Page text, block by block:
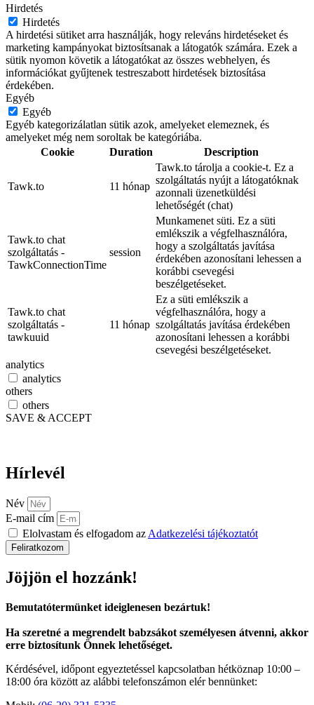
Hirdetés
Hirdetés
A hirdetési sütiket arra használják, hogy releváns hirdetéseket és
marketing kampányokat biztosítsanak a látogatók számára. Ezek a
sütik nyomon követik a látogatókat az összes webhelyen, és
információkat gyűjtenek testreszabott hirdetések biztosítása
érdekében.
Egyéb
Egyéb
Egyéb kategorizálatlan sütik azok, amelyeket elemeznek, és
amelyeket még nem soroltak be kategóriába.
Cookie
Duration Description
Tawk.to 11 hónap
Tawk.to tárolja a cookie-t. Ez a
szolgáltatás nyújt a látogatóknak
azonnali üzenetküldési
lehetőségét (chat)
Tawk.to chat
szolgáltatás -
TawkConnectionTime
session
Munkamenet süti. Ez a süti
emlékszik a végfelhasználóra,
hogy a szolgáltatás javítása
érdekében azonosítani lehessen a
korábbi csevegési
beszélgetéseket.
Tawk.to chat
szolgáltatás -
tawkuuid
11 hónap
Ez a süti emlékszik a
végfelhasználóra, hogy a
szolgáltatás javítása érdekében
azonosítani lehessen a korábbi
csevegési beszélgetéseket.
analytics
analytics
others
others
SAVE & ACCEPT
Hírlevél
Név
E-mail cím
Elolvastam és elfogadom az Adatkezelési tájékoztatót
Feliratkozom
Jöjjön el hozzánk!
Bemutatótermünket ideiglenesen bezártuk!
Ha szeretné a megrendelt babzsákot személyesen átvenni, akkor
erre biztosítunk Önnek lehetőséget.
Kérdésével, időpont egyeztetéssel kapcsolatban hétköznap 10:00 –
18:00 óra között az alábbi telefonszámon elér bennünket: